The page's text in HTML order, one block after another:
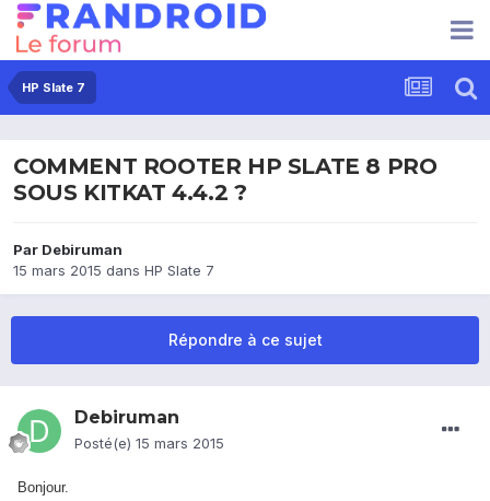
HP Slate 7
COMMENT ROOTER HP SLATE 8 PRO
SOUS KITKAT 4.4.2 ?
Par Debiruman
15 mars 2015 dans HP Slate 7
Répondre à ce sujet
Debiruman
Posté(e) 15 mars 2015
Bonjour.